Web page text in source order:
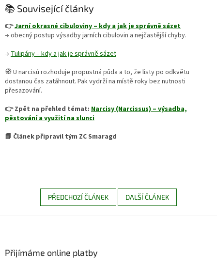
📚 Související články
👉Jarní okrasné cibuloviny – kdy a jak je správně sázet
→ obecný postup výsadby jarních cibulovin a nejčastější chyby.
→ Tulipány – kdy a jak je správně sázet
🧭 U narcisů rozhoduje propustná půda a to, že listy po odkvětu
dostanou čas zatáhnout. Pak vydrží na místě roky bez nutnosti
přesazování.
👉 Zpět na přehled témat: Narcisy (Narcissus) – výsadba,
pěstování a využití na slunci
📘 Článek připravil tým ZC Smaragd
PŘEDCHOZÍ ČLÁNEK DALŠÍ ČLÁNEK
Přijímáme online platby